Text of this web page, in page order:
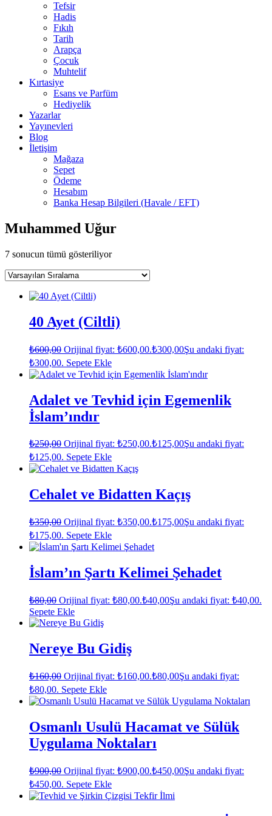
Tefsir
Hadis
Fıkıh
Tarih
Arapça
Çocuk
Muhtelif
Kırtasiye
Esans ve Parfüm
Hediyelik
Yazarlar
Yayınevleri
Blog
İletişim
Mağaza
Sepet
Ödeme
Hesabım
Banka Hesap Bilgileri (Havale / EFT)
Muhammed Uğur
7 sonucun tümü gösteriliyor
40 Ayet (Ciltli)
₺600,00 Orijinal fiyat: ₺600,00.₺300,00Şu andaki fiyat:
₺300,00. Sepete Ekle
Adalet ve Tevhid için Egemenlik
İslam’ındır
₺250,00 Orijinal fiyat: ₺250,00.₺125,00Şu andaki fiyat:
₺125,00. Sepete Ekle
Cehalet ve Bidatten Kaçış
₺350,00 Orijinal fiyat: ₺350,00.₺175,00Şu andaki fiyat:
₺175,00. Sepete Ekle
İslam’ın Şartı Kelimei Şehadet
₺80,00 Orijinal fiyat: ₺80,00.₺40,00Şu andaki fiyat: ₺40,00.
Sepete Ekle
Nereye Bu Gidiş
₺160,00 Orijinal fiyat: ₺160,00.₺80,00Şu andaki fiyat:
₺80,00. Sepete Ekle
Osmanlı Usulü Hacamat ve Sülük
Uygulama Noktaları
₺900,00 Orijinal fiyat: ₺900,00.₺450,00Şu andaki fiyat:
₺450,00. Sepete Ekle